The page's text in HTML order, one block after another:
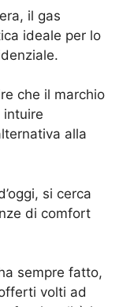
il gas
ideale per lo
che il marchio
intuire
alla
si cerca
di comfort
sempre fatto,
volti ad